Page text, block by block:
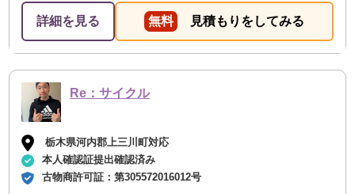
詳細を見る 無料 見積もりをしてみる
Re：サイクル
栃木県河内郡上三川町対応
本人確認証提出確認済み
古物商許可証：第305572016012号